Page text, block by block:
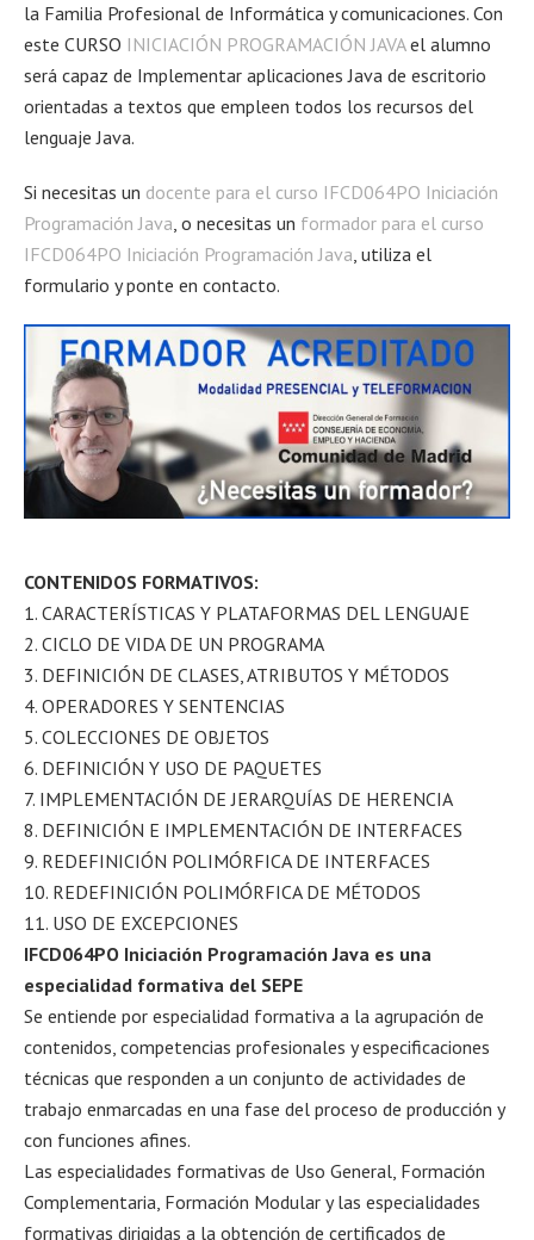
la Familia Profesional de Informática y comunicaciones. Con
este CURSO INICIACIÓN PROGRAMACIÓN JAVAel alumno
será capaz de Implementar aplicaciones Java de escritorio
orientadas a textos que empleen todos los recursos del
lenguaje Java.
Si necesitas un docente para el curso IFCD064PO Iniciación
Programación Java, o necesitas un formador para el curso
IFCD064PO Iniciación Programación Java, utiliza el
formulario y ponte en contacto.
CONTENIDOS FORMATIVOS:
1. CARACTERÍSTICAS Y PLATAFORMAS DEL LENGUAJE
2. CICLO DE VIDA DE UN PROGRAMA
3. DEFINICIÓN DE CLASES, ATRIBUTOS Y MÉTODOS
4. OPERADORES Y SENTENCIAS
5. COLECCIONES DE OBJETOS
6. DEFINICIÓN Y USO DE PAQUETES
7. IMPLEMENTACIÓN DE JERARQUÍAS DE HERENCIA
8. DEFINICIÓN E IMPLEMENTACIÓN DE INTERFACES
9. REDEFINICIÓN POLIMÓRFICA DE INTERFACES
10. REDEFINICIÓN POLIMÓRFICA DE MÉTODOS
11. USO DE EXCEPCIONES
IFCD064PO Iniciación Programación Java es una
especialidad formativa del SEPE
Se entiende por especialidad formativa a la agrupación de
contenidos, competencias profesionales y especificaciones
técnicas que responden a un conjunto de actividades de
trabajo enmarcadas en una fase del proceso de producción y
con funciones afines.
Las especialidades formativas de Uso General, Formación
Complementaria, Formación Modular y las especialidades
formativas dirigidas a la obtención de certificados de